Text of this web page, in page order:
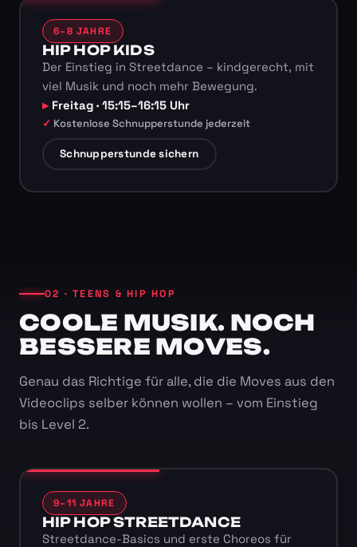
6–8 JAHRE
HIP HOP KIDS
Der Einstieg in Streetdance – kindgerecht, mit
viel Musik und noch mehr Bewegung.
Freitag · 15:15–16:15 Uhr
Kostenlose Schnupperstunde jederzeit
Schnupperstunde sichern
02 · TEENS & HIP HOP
COOLE MUSIK. NOCH
BESSERE MOVES.
Genau das Richtige für alle, die die Moves aus den
Videoclips selber können wollen – vom Einstieg
bis Level 2.
9–11 JAHRE
HIP HOP STREETDANCE
Streetdance-Basics und erste Choreos für